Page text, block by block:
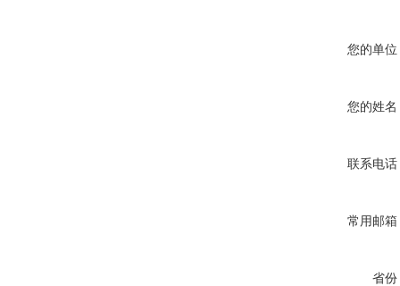
您的单位
您的姓名
联系电话
常用邮箱
省份